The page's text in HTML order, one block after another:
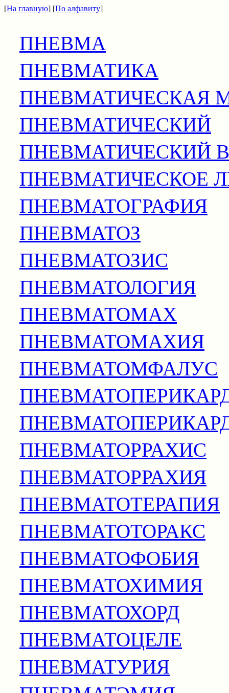
[На главную] [По алфавиту]
ПНЕВМА
ПНЕВМАТИКА
ПНЕВМАТИЧЕСКАЯ
ПНЕВМАТИЧЕСКИЙ
ПНЕВМАТИЧЕСКИЙ
ПНЕВМАТИЧЕСКОЕ
ПНЕВМАТОГРАФИЯ
ПНЕВМАТОЗ
ПНЕВМАТОЗИС
ПНЕВМАТОЛОГИЯ
ПНЕВМАТОМАХ
ПНЕВМАТОМАХИЯ
ПНЕВМАТОМФАЛУС
ПНЕВМАТОРРАХИС
ПНЕВМАТОРРАХИЯ
ПНЕВМАТОТЕРАПИЯ
ПНЕВМАТОТОРАКС
ПНЕВМАТОФОБИЯ
ПНЕВМАТОХИМИЯ
ПНЕВМАТОХОРД
ПНЕВМАТОЦЕЛЕ
ПНЕВМАТУРИЯ